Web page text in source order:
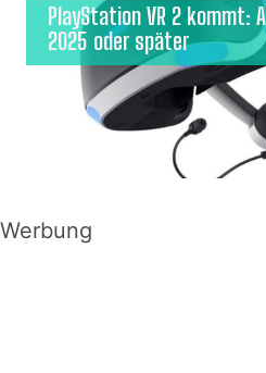
PlayStation VR 2 kommt:
2025 oder später
Werbung